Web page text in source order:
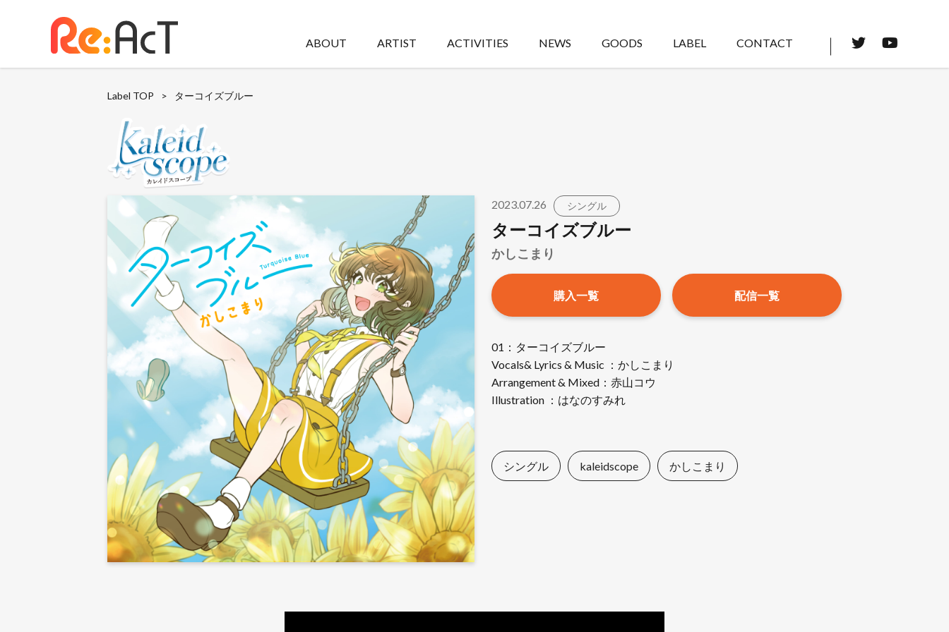
ABOUT ARTIST ACTIVITIES NEWS GOODS LABEL CONTACT
Label TOP > ターコイズブルー
2023.07.26 シングル
ターコイズブルー
かしこまり
購入一覧 配信一覧
01：ターコイズブルー
Vocals& Lyrics & Music ：かしこまり
Arrangement & Mixed：赤山コウ
Illustration ：はなのすみれ
シングル kaleidscope かしこまり